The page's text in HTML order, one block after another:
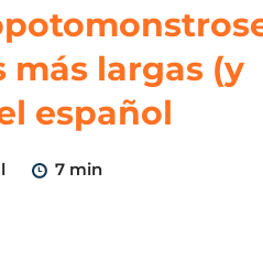
más largas (y
español
7 min